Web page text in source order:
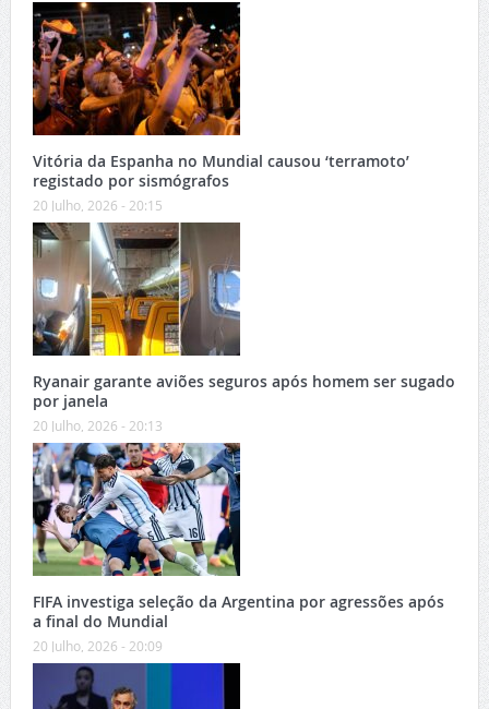
Vitória da Espanha no Mundial causou ‘terramoto’
registado por sismógrafos
20 Julho, 2026 - 20:15
Ryanair garante aviões seguros após homem ser sugado
por janela
20 Julho, 2026 - 20:13
FIFA investiga seleção da Argentina por agressões após
a final do Mundial
20 Julho, 2026 - 20:09